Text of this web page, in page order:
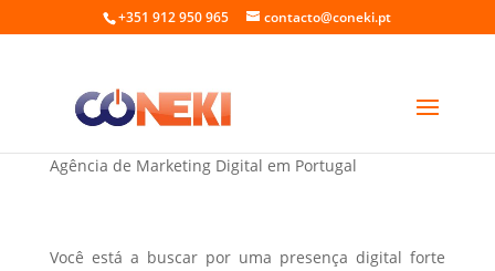
+351 912 950 965 contacto@coneki.pt
Criar site para Acupunturista em Sintra
Agência de Marketing Digital em Portugal
Você está a buscar por uma presença digital forte